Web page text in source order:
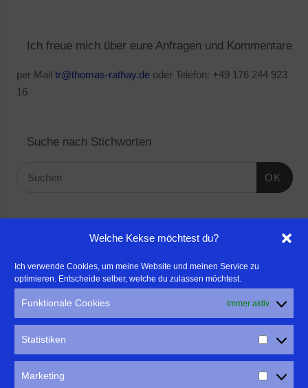
Welche Kekse möchtest du?
Ich verwende Cookies, um meine Website und meinen Service zu
optimieren. Entscheide selber, welche du zulassen möchtest.
Funktionale Cookies Immer aktiv
Statistiken
Marketing
Ich freue mich über eure Anfragen und Kommentare
per Mail tr@thomas-rathay.deoder Telefon: +49 176 244 923
16
Suche nach Stichworten
OK
- Für professionelle Fotografen, die ihre Stärken mehr in den
Fokus rücken wollen, empfehle ich eine Beratung durch Frau
Dr. Martina Mettner